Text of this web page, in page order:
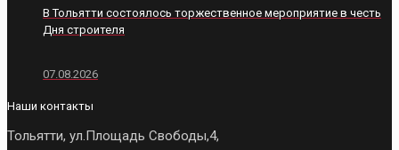
В Тольятти состоялось торжественное мероприятие в честь
Дня строителя
07.08.2026
Наши контакты
Тольятти, ул.Площадь Свободы,4,